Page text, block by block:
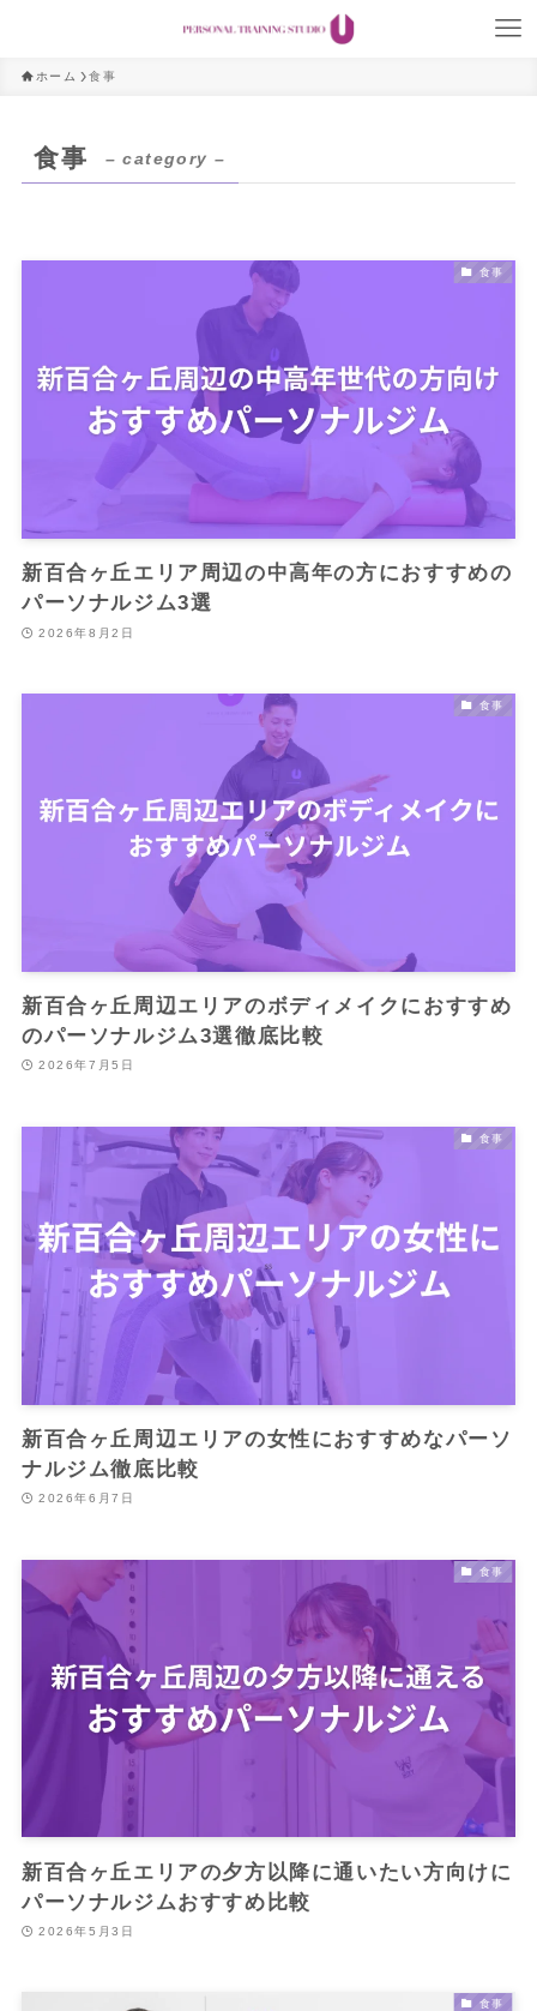
ホーム 食事
食事 – category –
食事
新百合ヶ丘エリア周辺の中高年の方におすすめの
パーソナルジム3選
2026年8月2日
食事
新百合ヶ丘周辺エリアのボディメイクにおすすめ
のパーソナルジム3選徹底比較
2026年7月5日
食事
新百合ヶ丘周辺エリアの女性におすすめなパーソ
ナルジム徹底比較
2026年6月7日
食事
新百合ヶ丘エリアの夕方以降に通いたい方向けに
パーソナルジムおすすめ比較
2026年5月3日
食事